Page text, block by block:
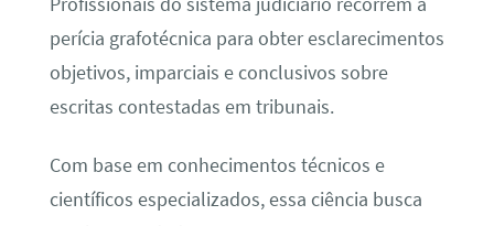
perícia grafotécnica para obter esclarecimentos
objetivos, imparciais e conclusivos sobre
escritas contestadas em tribunais.
Com base em conhecimentos técnicos e
científicos especializados, essa ciência busca